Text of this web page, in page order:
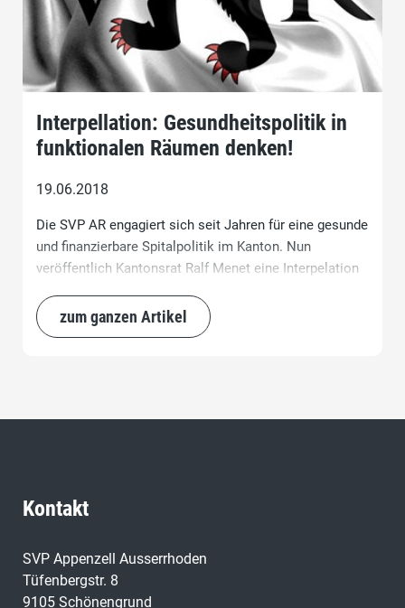
Interpellation: Gesundheitspolitik in
funktionalen Räumen denken!
19.06.2018
Die SVP AR engagiert sich seit Jahren für eine gesunde
und finanzierbare Spitalpolitik im Kanton. Nun
veröffentlich Kantonsrat Ralf Menet eine Interpelation
Räumen denken".
zum ganzen Artikel
Kontakt
SVP Appenzell Ausserrhoden
Tüfenbergstr. 8
9105 Schönengrund